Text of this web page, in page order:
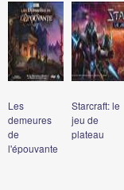
Les
demeures
de
l'épouvante
Starcraft: le
jeu de
plateau